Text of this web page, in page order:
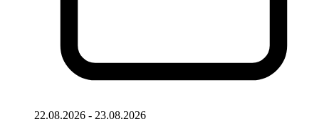
22.08.2026 - 23.08.2026